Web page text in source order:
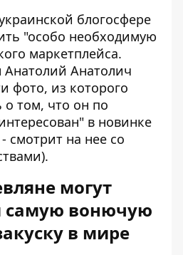
блогосфере
"особо необходимую
маркетплейса.
Анатолич
фото, из которого
том, что он по
в новинке
смотрит на нее со
могут
самую вонючую
в мире